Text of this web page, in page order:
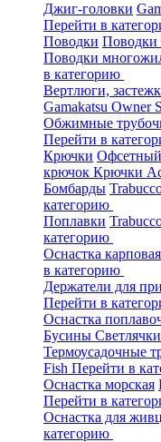
Джиг-головки
Перейти в
Поводки Поводки
Поводки
в категорию
Вертлюги,
Gamakatsu Owner
Обжимные
Перейти в
Крючки
крючок Крючки
Бомбарды
категорию
Поплавки
категорию
Оснастка карповая
в категорию
Держатели для
Перейти в
Оснастка
Бусины Светлячки
Термоусадочные
Fish Перейти в
Оснастка морская
Перейти в
Оснастка для
категорию